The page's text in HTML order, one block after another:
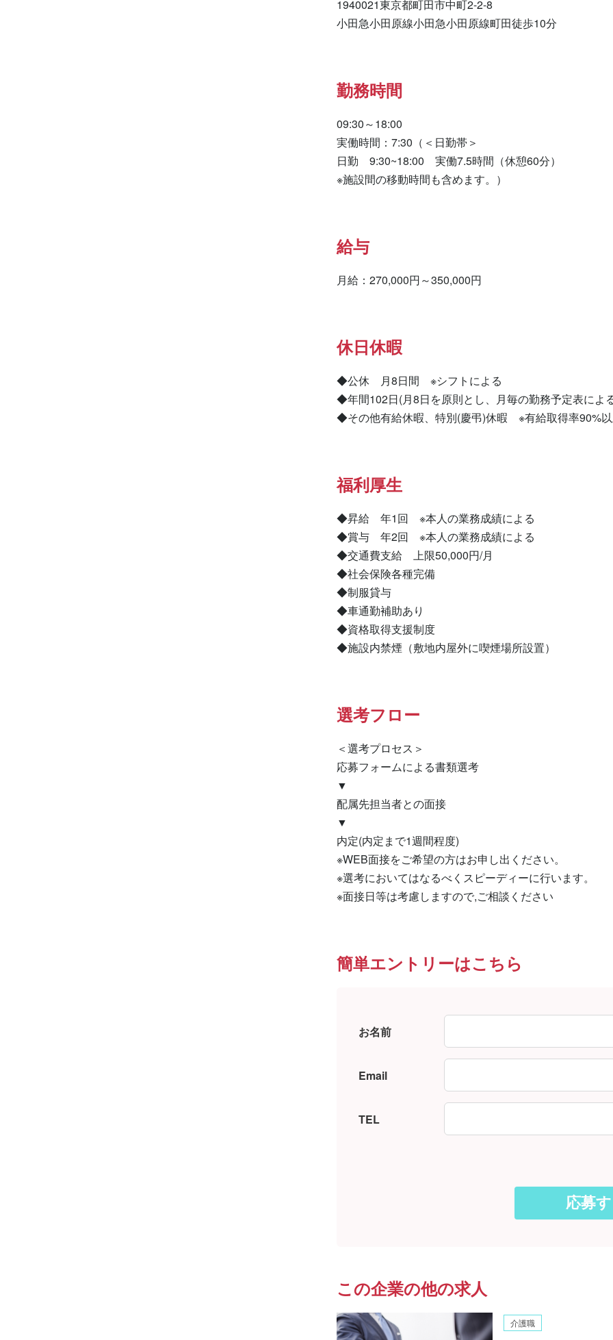
1940021東京都町田市中町2-2-8
小田急小田原線小田急小田原線町田徒歩10分
勤務時間
09:30～18:00
実働時間：7:30（＜日勤帯＞
日勤　9:30~18:00　実働7.5時間（休憩60分）
※施設間の移動時間も含めます。）
給与
月給：270,000円～350,000円
休日休暇
◆公休　月8日間　※シフトによる
◆年間102日(月8日を原則とし、月毎の勤務予定表によ
◆その他有給休暇、特別(慶弔)休暇　※有給取得率90%
福利厚生
◆昇給　年1回　※本人の業務成績による
◆賞与　年2回　※本人の業務成績による
◆交通費支給　上限50,000円/月
◆社会保険各種完備
◆制服貸与
◆車通勤補助あり
◆資格取得支援制度
◆施設内禁煙（敷地内屋外に喫煙場所設置）
選考フロー
＜選考プロセス＞
応募フォームによる書類選考
▼
配属先担当者との面接
▼
内定(内定まで1週間程度)
※WEB面接をご希望の方はお申し出ください。
※選考においてはなるべくスピーディーに行います。
※面接日等は考慮しますので,ご相談ください
簡単エントリーはこちら
お名前
Email
TEL
この企業の他の求人
介護職